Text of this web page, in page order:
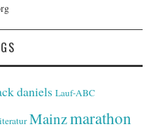
daniels Lauf-ABC
Mainzmarathon